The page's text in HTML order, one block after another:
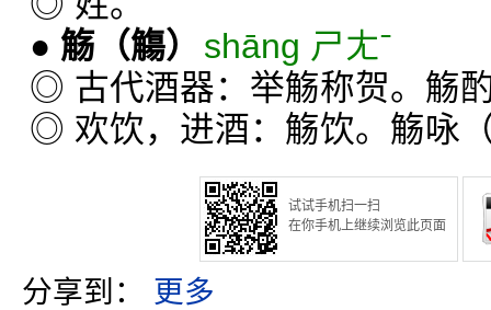
● 觞 （觴）
shāng ㄕㄤˉ
◎ 古代酒器：举觞称贺。觞
◎ 欢饮，进酒：觞饮。觞咏
试试手机扫一扫
在你手机上继续浏览此页面
分享到： 更多